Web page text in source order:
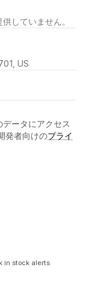
していません。
US
ータにアクセス
発者向けのプライ
in stock alerts